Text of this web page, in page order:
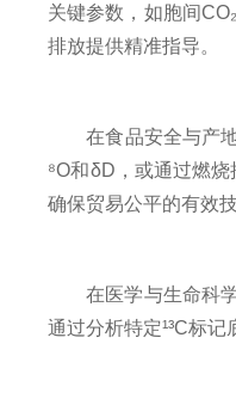
关键参数，如胞间
排放提供精准指导。
在食品安全与产地
⁸O和δD，或通过燃
确保贸易公平的有效
在医学与生命科学
通过分析特定¹³C标